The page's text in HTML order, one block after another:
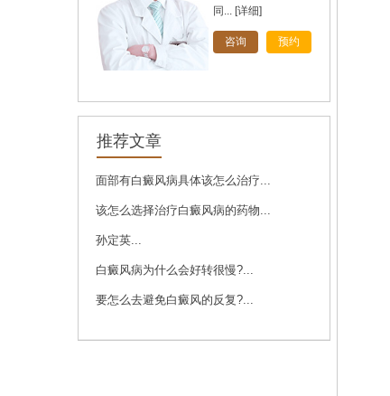
[详细]
咨询 预约
[详细]
咨询 预约
同... [详细]
咨询 预约
推荐文章
面部有白癜风病具体该怎么治疗...
该怎么选择治疗白癜风病的药物...
孙定英...
白癜风病为什么会好转很慢?...
要怎么去避免白癜风的反复?...